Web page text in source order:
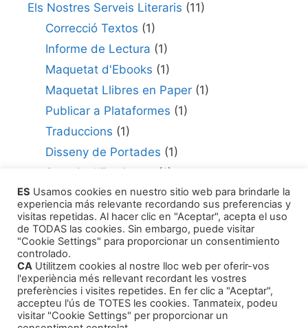
Els Nostres Serveis Literaris (11)
Correcció Textos (1)
Informe de Lectura (1)
Maquetat d'Ebooks (1)
Maquetat Llibres en Paper(1)
Publicar a Plataformes (1)
Traduccions (1)
Disseny de Portades (1)
Serveis d'Escriptura
(1)
Consultor per Edició(1)
Com Publicar la teva Obra(1)
Agents Literaris(1)
ES Usamos cookies en nuestro sitio web para brindarle la
experiencia más relevante recordando sus preferencias y
visitas repetidas. Al hacer clic en "Aceptar", acepta el uso
de TODAS las cookies. Sin embargo, puede visitar
"Cookie Settings" para proporcionar un consentimiento
controlado.
CA Utilitzem cookies al nostre lloc web per oferir-vos
l'experiència més rellevant recordant les vostres
preferències i visites repetides. En fer clic a "Aceptar",
accepteu l'ús de TOTES les cookies. Tanmateix, podeu
visitar "Cookie Settings" per proporcionar un